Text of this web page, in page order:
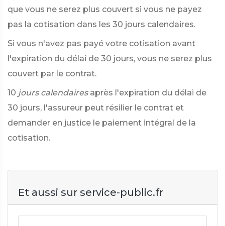
que vous ne serez plus couvert si vous ne payez
pas la cotisation dans les 30 jours calendaires.
Si vous n'avez pas payé votre cotisation avant
l'expiration du délai de 30 jours, vous ne serez plus
couvert par le contrat.
10 jours calendaires après l'expiration du délai de
30 jours, l'assureur peut résilier le contrat et
demander en justice le paiement intégral de la
cotisation.
Et aussi sur service-public.fr